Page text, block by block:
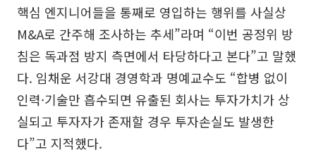
핵심 엔지니어들을 통째로 영입하는 행위를 사실상
M&A로 간주해 조사하는 추세”라며 “이번 공정위 방
침은 독과점 방지 측면에서 타당하다고 본다”고 말했
다. 임채운 서강대 경영학과 명예교수도 “합병 없이
인력·기술만 흡수되면 유출된 회사는 투자가치가 상
실되고 투자자가 존재할 경우 투자손실도 발생한
다”고 지적했다.